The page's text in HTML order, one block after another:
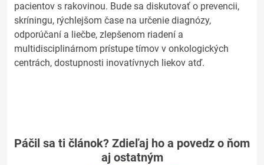
pacientov s rakovinou. Bude sa diskutovať o prevencii,
skríningu, rýchlejšom čase na určenie diagnózy,
odporúčaní a liečbe, zlepšenom riadení a
multidisciplinárnom prístupe tímov v onkologických
centrách, dostupnosti inovatívnych liekov atď.
Páčil sa ti článok? Zdieľaj ho a povedz o ňom
aj ostatným